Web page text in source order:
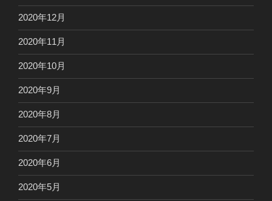
2020年12月
2020年11月
2020年10月
2020年9月
2020年8月
2020年7月
2020年6月
2020年5月